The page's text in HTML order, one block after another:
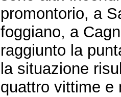
promontorio, a
foggiano, a
raggiunto la
la situazione
quattro vittime e